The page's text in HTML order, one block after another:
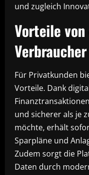
und zugleich
Vorteile
Für Privatkunden
Vorteile. Dank
und sicherer als je
möchte, erhält
Sparpläne und
Zudem sorgt die
Daten durch